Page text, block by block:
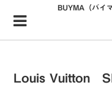
HOME
BUYMA（バイ
Louis Vuitton